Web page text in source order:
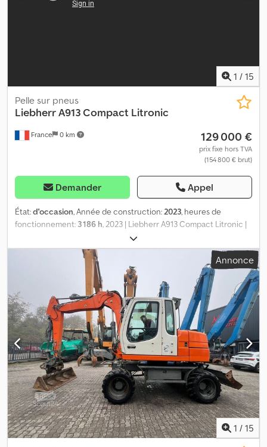
1 / 15
France 0 km
Pelle sur pneus
LiebherrA913 Compact Litronic
129 000 €
prix fixe hors TVA
(154 800 € brut)
Demander Appel
État:d'occasion, Année de construction:2023, heures de
fonctionnement: 3 186 h, 2023 | Liebherr A913 Compact Litronic |
Pelle mobile d'occasion | 3186 heures 📍 Localisation : France 🚛
Livraison possible à votre destination – Utilisez notre calculateur
de frais de port pour estimer les coûts de transport ! 💰 Achetez
maintenant pour 129 000 EUR ou faites une offre. Paiement à la
livraison possible moyennant des frais abordables (sous réserve
d'approbation)* 👷‍♂️ Inspecté par un expert indépendant 60
points d'inspection, 55 approuvés ✅, 4 imperfections ℹ️, 1 point
nécessitant une intervention ⚠️ 📌 Commentaire de l'inspecteur :
Liebherr en bon état général et fonctionnel, nécessite un
nettoyage, quelques réparations, vitre cassée, joint torique du
vérin à angle variable fuit, rétroviseur cassé, aucun autre
problème constaté lors de l'inspection, les fourches ne sont pas
incluses. 📄 Souhaitez-vous consulter le rapport d'inspection
complet, des photos supplémentaires ou une vidéo ?
Dkjdpezqvfnjfx Apyjr Conseil : La référence « 40939 Equippo » est
souvent utilisée pour rechercher plus de détails en ligne. 💡
Pourquoi cette machine et notre service sont différents : ✔
Annonce
1 / 15